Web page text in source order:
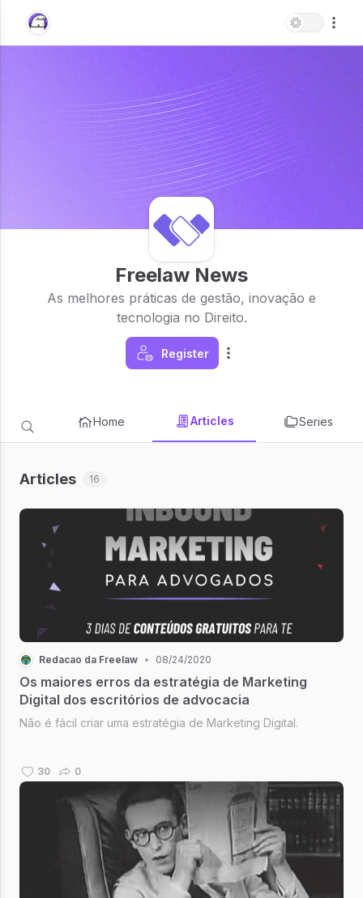
Freelaw News
As melhores práticas de gestão, inovação e
tecnologia no Direito.
Register
Home Articles Series
Articles 16
Redacao da Freelaw • 08/24/2020
Os maiores erros da estratégia de Marketing
Digital dos escritórios de advocacia
Não é fácil criar uma estratégia de Marketing Digital.
30 0